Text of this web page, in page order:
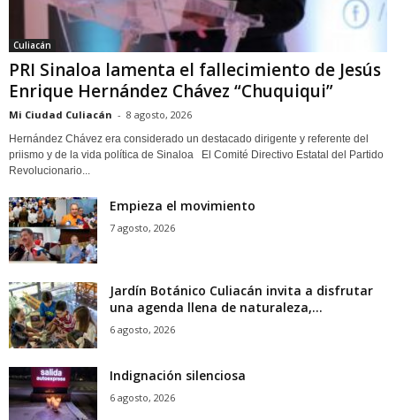
Culiacán
PRI Sinaloa lamenta el fallecimiento de Jesús
Enrique Hernández Chávez “Chuquiqui”
Mi Ciudad Culiacán - 8 agosto, 2026
Hernández Chávez era considerado un destacado dirigente y referente del
priismo y de la vida política de Sinaloa El Comité Directivo Estatal del Partido
Revolucionario...
Empieza el movimiento
7 agosto, 2026
Jardín Botánico Culiacán invita a disfrutar
una agenda llena de naturaleza,...
6 agosto, 2026
Indignación silenciosa
6 agosto, 2026